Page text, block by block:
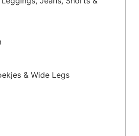
& Wide Legs